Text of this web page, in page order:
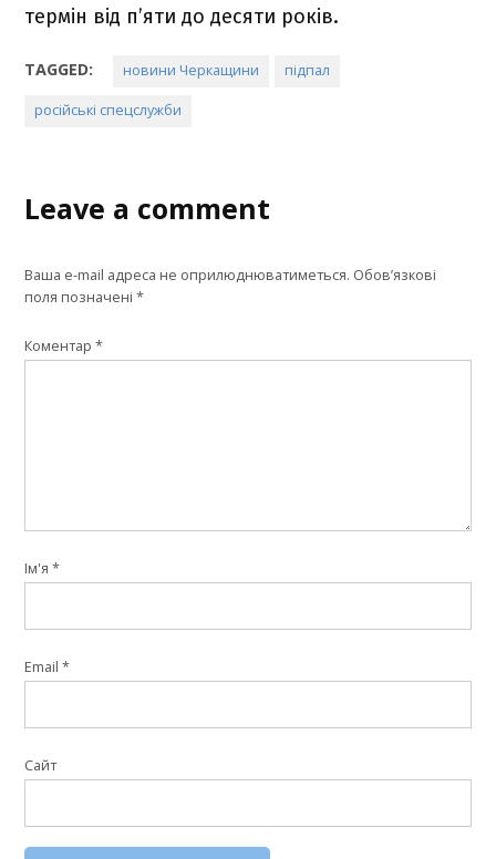
термін від п’яти до десяти років.
TAGGED: новини Черкащини підпал
російські спецслужби
Leave a comment
Ваша e-mail адреса не оприлюднюватиметься. Обов’язкові
поля позначені*
Коментар*
Ім'я*
Email*
Сайт